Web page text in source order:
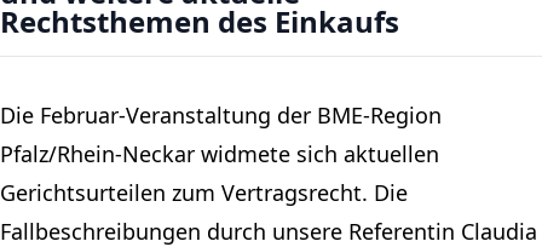
Rechtsthemen des Einkaufs
Die Februar-Veranstaltung der BME-Region
Pfalz/Rhein-Neckar widmete sich aktuellen
Gerichtsurteilen zum Vertragsrecht. Die
Fallbeschreibungen durch unsere Referentin Claudia